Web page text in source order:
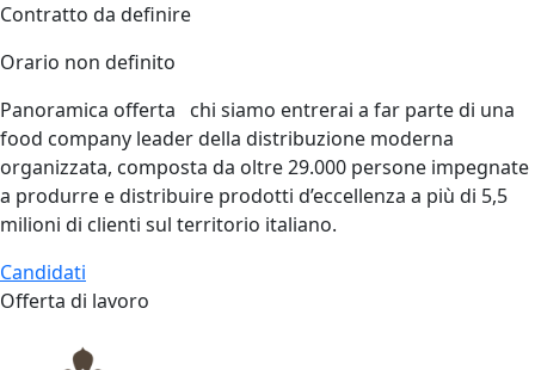
Contratto da definire
Orario non definito
Panoramica offerta chi siamo entrerai a far parte di una
food company leader della distribuzione moderna
organizzata, composta da oltre 29.000 persone impegnate
a produrre e distribuire prodotti d’eccellenza a più di 5,5
milioni di clienti sul territorio italiano.
Candidati
Offerta di lavoro